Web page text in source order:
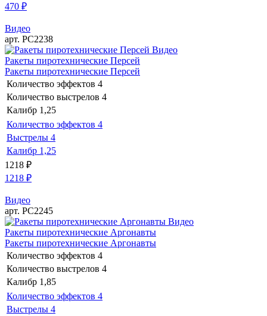
470 ₽
Видео
арт. РС2238
Видео
Ракеты пиротехнические Персей
Ракеты пиротехнические Персей
Количество эффектов 4
Количество выстрелов 4
Калибр 1,25
Количество эффектов 4
Выстрелы 4
Калибр 1,25
1218 ₽
1218 ₽
Видео
арт. РС2245
Видео
Ракеты пиротехнические Аргонавты
Ракеты пиротехнические Аргонавты
Количество эффектов 4
Количество выстрелов 4
Калибр 1,85
Количество эффектов 4
Выстрелы 4